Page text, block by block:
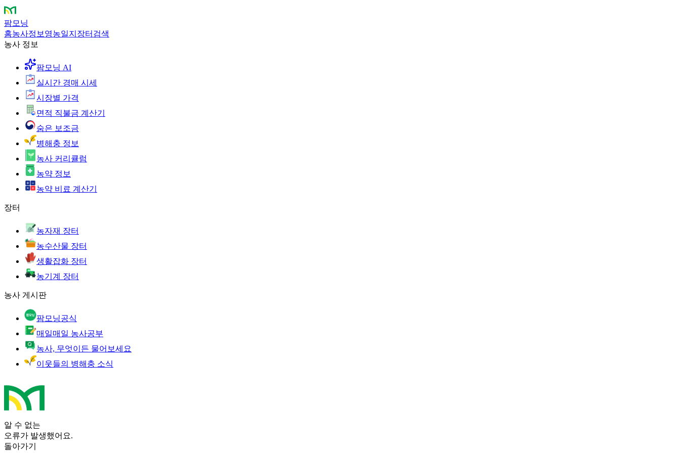
팜모닝
홈농사정보 영농일지 장터 검색
농사 정보
팜모닝 AI
실시간 경매 시세
시장별 가격
면적 직불금 계산기
숨은 보조금
병해충 정보
농사 커리큘럼
농약 정보
농약 비료 계산기
장터
농자재 장터
농수산물 장터
생활잡화 장터
농기계 장터
농사 게시판
팜모닝공식
매일매일 농사공부
농사, 무엇이든 물어보세요
이웃들의 병해충 소식
알 수 없는
오류가 발생했어요.
돌아가기